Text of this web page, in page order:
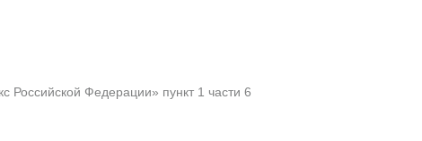
Федерации» пункт 1 части 6